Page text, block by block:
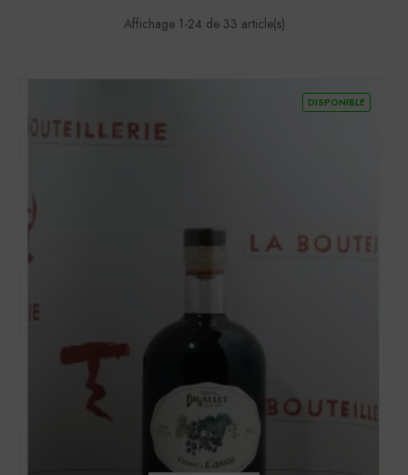
Affichage 1-24 de 33 article(s)
DISPONIBLE